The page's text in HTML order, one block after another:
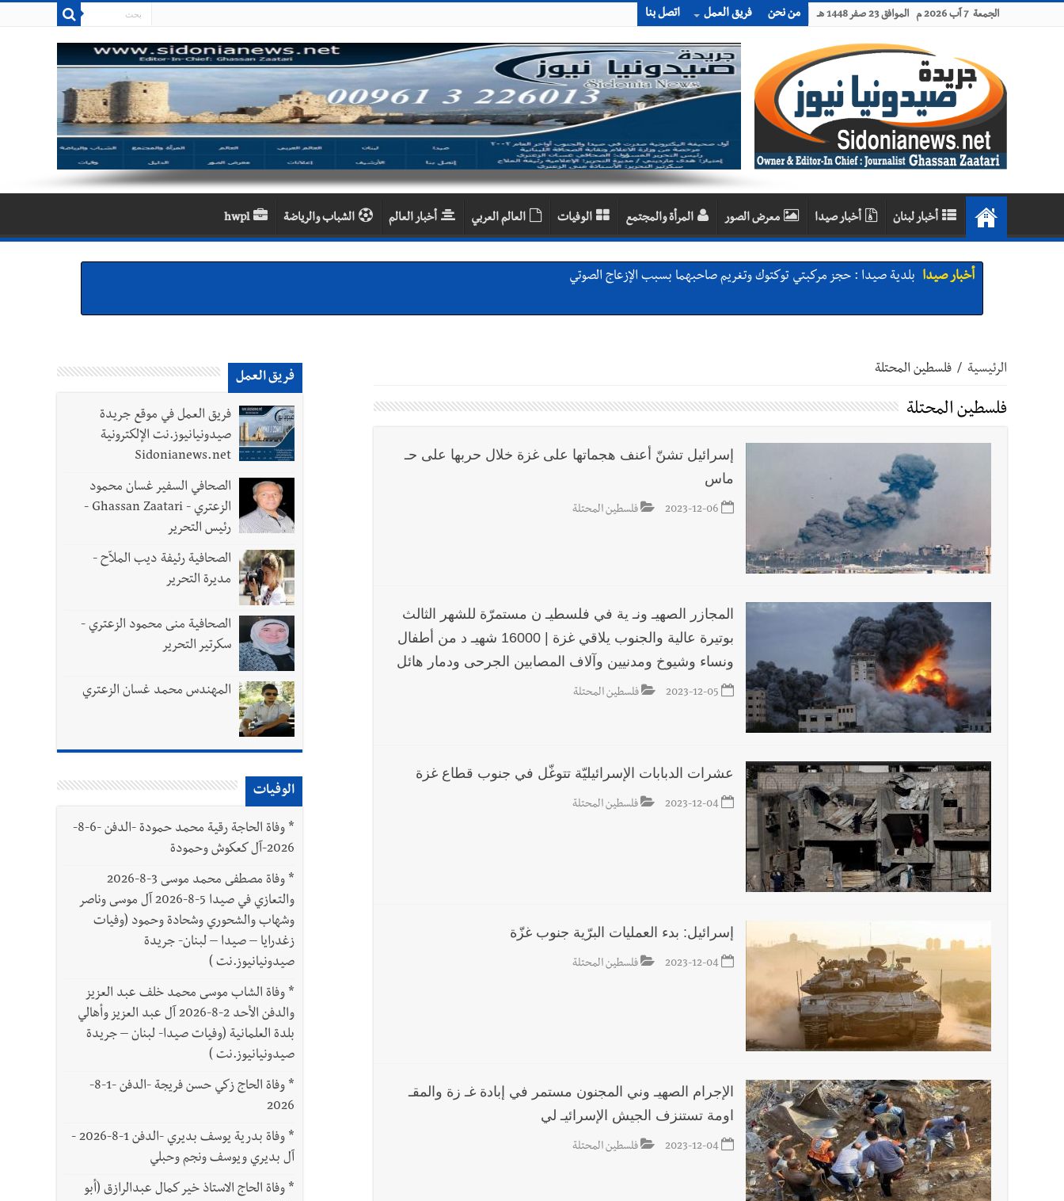
الجمعة 7 آب 2026 م الموافق 23 صفر 1448 هـ من نحن فريق العمل اتصل بنا
أخبار لبنان أخبار صيدا معرض الصور المرأة والمجتمع الوفيات العالم العربي أخبار العالم الشباب والرياضة hwpl
أخبار صيدا بلدية صيدا : حجز مركبتي توكتوك وتغريم صاحبهما بسبب الإزعاج الصوتي
أخبار صيدا عمر مرجان يطلق أكاديمية نادي الحرية لكرة القدم
قائد الجيش اللبناني العماد رودولف هيكل استقبل النائب أكرم شهيب الذي شدد على ضرورة التفاف جميع اللبنانيين حول الجيش في هذه المرحلة الدقيقة
أخبار لبنان بهية الحريري تقدم بإسم الرئيس سعد الحريري التعازي بوفاة الراحل ميشال معلولي
أخبار لبنان الجيش اللبناني : إصابة أحد العسكريين بجروح طفيفة نتيجة استهداف إسرائيلي معادٍ لجرافة للجيش في بلدة المنصوري - صور
مسيّرة أسرائيلية القت قنبلة صوتية باتجاه جرافة للجيش اللبناني خلال عملها في المنصوري ومعلومات أولية عن اصابة أحد العسكريين
العالم العربي
رجل الاعمال الاماراتي خلف الحبتور : 112 شهيداً شُيّعوا في ‫غزة‬ بعد أن بقوا تحت الأنقاض منذ عام 2023: أيُعقل أن يبقى الشعب الفلسطيني يعيش كل هذا الألم؟ وإلى متى
تستمر هذه المعاناة التي تمزق القلوب والضمائر؟
الرئيسية / فلسطين المحتلة
فلسطين المحتلة
إسرائيل تشنّ أعنف هجماتها على غزة خلال حربها على حـ
ماس
2023-12-06 فلسطين المحتلة
المجازر الصهيـ ونـ ية في فلسطيـ ن مستمرّة للشهر الثالث
بوتيرة عالية والجنوب يلاقي غزة | 16000 شهيـ د من أطفال
ونساء وشيوخ ومدنيين وآلاف المصابين الجرحى ودمار هائل
2023-12-05 فلسطين المحتلة
عشرات الدبابات الإسرائيليّة تتوغّل في جنوب قطاع غزة
2023-12-04 فلسطين المحتلة
إسرائيل: بدء العمليات البرّية جنوب غزّة
2023-12-04 فلسطين المحتلة
الإجرام الصهيـ وني المجنون مستمر في إبادة غـ زة والمقـ
اومة تستنزف الجيش الإسرائيـ لي
2023-12-04 فلسطين المحتلة
فريق العمل
فريق العمل في موقع جريدة
صيدونيانيوز.نت الإلكترونية
Sidonianews.net
الصحافي السفير غسان محمود
الزعتري - Ghassan Zaatari -
رئيس التحرير
الصحافية رئيفة ديب الملاّح -
مديرة التحرير
الصحافية منى محمود الزعتري -
سكرتير التحرير
المهندس محمد غسان الزعتري
الوفيات
*
وفاة الحاجة رقية محمد حمودة -الدفن -6-8-
2026-آل كعكوش وحمودة
*
وفاة مصطفى محمد موسى 3-8-2026
والتعازي في صيدا 5-8-2026 آل موسى وناصر
وشهاب والشحوري وشحادة وحمود (وفيات
زغدرايا – صيدا – لبنان- جريدة
صيدونيانيوز.نت )
* وفاة الشاب موسى محمد خلف عبد العزيز
والدفن الأحد 2-8-2026 آل عبد العزيز وأهالي
بلدة العلمانية (وفيات صيدا- لبنان – جريدة
صيدونيانيوز.نت )
*
وفاة الحاج زكي حسن فريجة -الدفن -1-8-
2026
*
وفاة بدرية يوسف بديري -الدفن 1-8-2026 -
آل بديري ويوسف ونجم وحبلي
* وفاة الحاج الاستاذ خير كمال عبدالرازق (أبو